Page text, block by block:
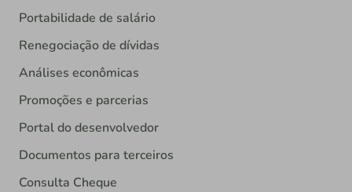
Portabilidade de salário
Renegociação de dívidas
Análises econômicas
Promoções e parcerias
Portal do desenvolvedor
Documentos para terceiros
Consulta Cheque